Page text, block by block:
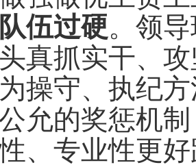
伍过硬。领
真抓实干、
操守、执纪
允的奖惩机
、专业性更